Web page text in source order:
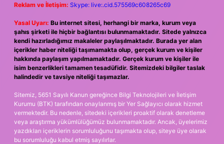
Reklam ve İletişim: Skype: live:.cid.575569c608265c69
Yasal Uyarı: Bu internet sitesi, herhangi bir marka, kurum veya
şahıs şirketi ile hiçbir bağlantısı bulunmamaktadır. Sitede yalnızca
kendi hazırladığımız makaleler paylaşılmaktadır. Burada yer alan
içerikler haber niteliği taşımamakta olup, gerçek kurum ve kişiler
hakkında paylaşım yapılmamaktadır. Gerçek kurum ve kişiler ile
isim benzerlikleri tamamen tesadüfidir. Sitemizdeki bilgiler taslak
halindedir ve tavsiye niteliği taşımazlar.
Sitemiz, 5651 Sayılı Kanun gereğince Bilgi Teknolojileri ve İletişim
Kurumu (BTK) tarafından onaylanmış bir Yer Sağlayıcı olarak hizmet
vermektedir. Bu nedenle, sitedeki içerikleri proaktif olarak denetleme
veya araştırma yükümlülüğümüz bulunmamaktadır. Ancak, üyelerimiz
yazdıkları içeriklerin sorumluluğunu taşımakta olup, siteye üye olarak
bu sorumluluğu kabul etmiş sayılırlar.